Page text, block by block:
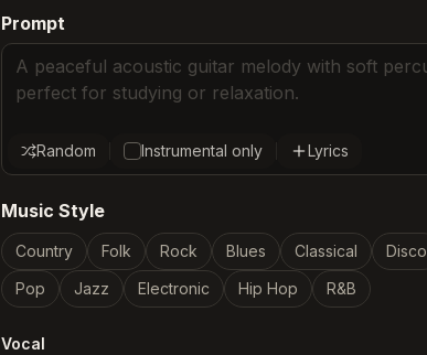
Prompt
Random Instrumental only Lyrics
Music Style
Country Folk Rock Blues Classical Disco
Pop
Jazz Electronic Hip Hop R&B
Vocal